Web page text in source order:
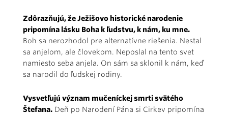
Zdôrazňujú, že Ježišovo historické narodenie
pripomína lásku Boha k ľudstvu, k nám, ku mne.
Boh sa nerozhodol pre alternatívne riešenia. Nestal
sa anjelom, ale človekom. Neposlal na tento svet
namiesto seba anjela. On sám sa sklonil k nám, keď
sa narodil do ľudskej rodiny.
Vysvetľujú význam mučeníckej smrti svätého
Štefana. Deň po Narodení Pána si Cirkev pripomína